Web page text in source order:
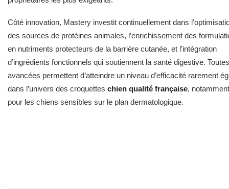
Côté innovation, Mastery investit continuellement dans
des sources de protéines animales, l’enrichissement des
en nutriments protecteurs de la barrière cutanée, et l’intégration
d’ingrédients fonctionnels qui soutiennent la santé digestive.
avancées permettent d’atteindre un niveau d’efficacité rarement
dans l’univers des croquettes chien qualité française, notamment
pour les chiens sensibles sur le plan dermatologique.